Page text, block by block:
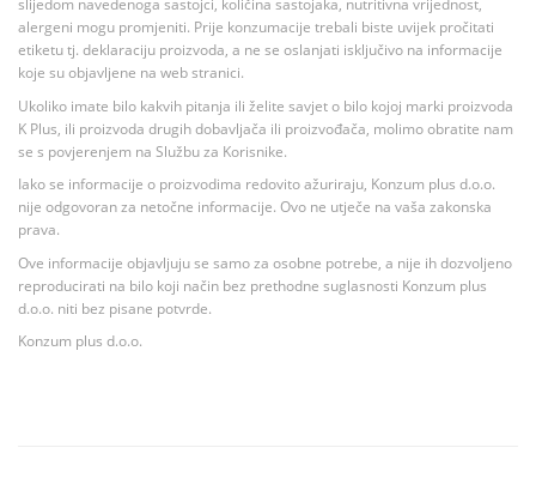
slijedom navedenoga sastojci, količina sastojaka, nutritivna vrijednost,
alergeni mogu promjeniti. Prije konzumacije trebali biste uvijek pročitati
etiketu tj. deklaraciju proizvoda, a ne se oslanjati isključivo na informacije
koje su objavljene na web stranici.
Ukoliko imate bilo kakvih pitanja ili želite savjet o bilo kojoj marki proizvoda
K Plus, ili proizvoda drugih dobavljača ili proizvođača, molimo obratite nam
se s povjerenjem na Službu za Korisnike.
Iako se informacije o proizvodima redovito ažuriraju, Konzum plus d.o.o.
nije odgovoran za netočne informacije. Ovo ne utječe na vaša zakonska
prava.
Ove informacije objavljuju se samo za osobne potrebe, a nije ih dozvoljeno
reproducirati na bilo koji način bez prethodne suglasnosti Konzum plus
d.o.o. niti bez pisane potvrde.
Konzum plus d.o.o.